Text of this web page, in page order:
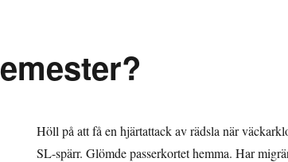
Höll på att få en hjärtattack av rädsla när
SL-spärr. Glömde passerkortet hemma. Har